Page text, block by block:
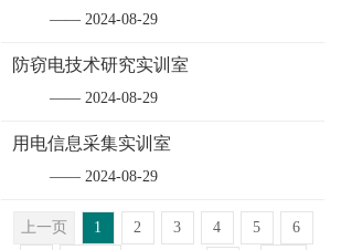
—— 2024-08-29
防窃电技术研究实训室
—— 2024-08-29
用电信息采集实训室
—— 2024-08-29
上一页 1 2 3 4 5
6